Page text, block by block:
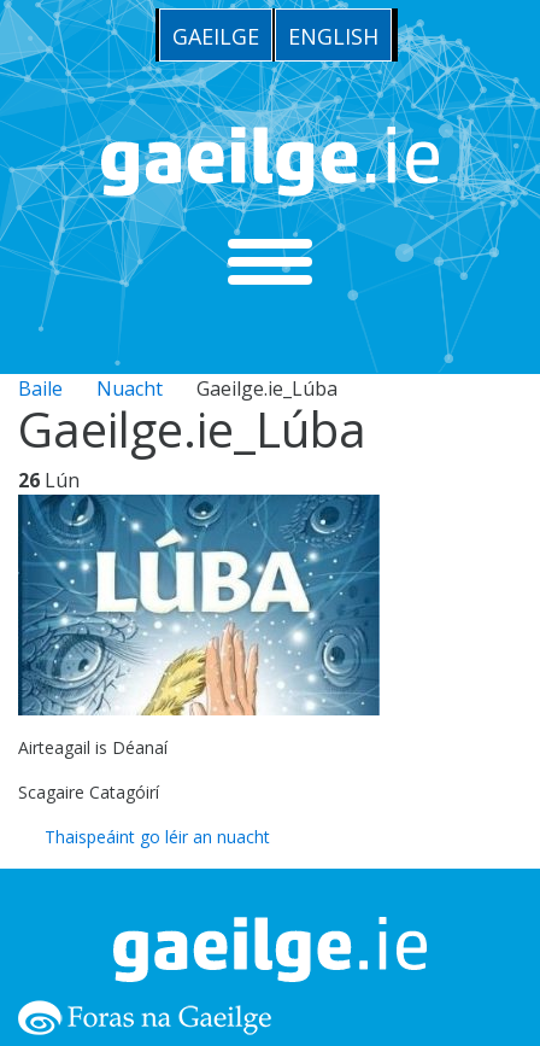
GAEILGE ENGLISH
Baile Nuacht Gaeilge.ie_Lúba
Gaeilge.ie_Lúba
26 Lún
Airteagail is Déanaí
Scagaire Catagóirí
Thaispeáint go léir an nuacht